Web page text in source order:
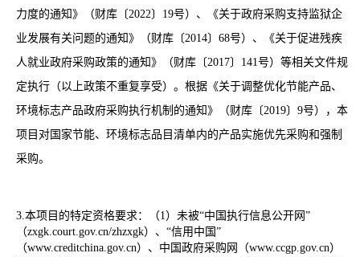
力度的通知》（财库〔2022〕19号）、《关于政府采购支持监狱企
业发展有关问题的通知》（财库〔2014〕68号）、《关于促进残疾
人就业政府采购政策的通知》（财库〔2017〕141号） 等相关文件规
定执行（以上政策不重复享受）。根据《关于调整优化节能产品、
环境标志产品政府采购执行机制的通知》（财库〔2019〕9号），本
项目对国家节能、环境标志品目清单内的产品实施优先采购和强制
采购。
3.本项目的特定资格要求：（1）未被“中国执行信息公开网”
（zxgk.court.gov.cn/zhzxgk）、“信用中国”
（www.creditchina.gov.cn）、中国政府采购网（www.ccgp.gov.cn）